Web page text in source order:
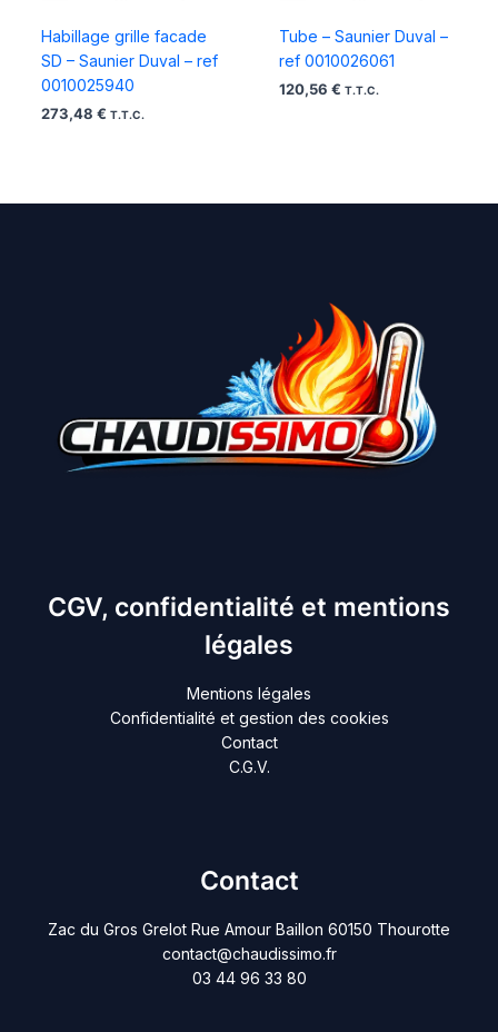
Habillage grille facade
SD – Saunier Duval – ref
0010025940
273,48 € T.T.C.
Tube – Saunier Duval –
ref 0010026061
120,56 € T.T.C.
CGV, confidentialité et mentions
légales
Mentions légales
Confidentialité et gestion des cookies
Contact
C.G.V.
Contact
Zac du Gros Grelot Rue Amour Baillon 60150 Thourotte
contact@chaudissimo.fr
03 44 96 33 80